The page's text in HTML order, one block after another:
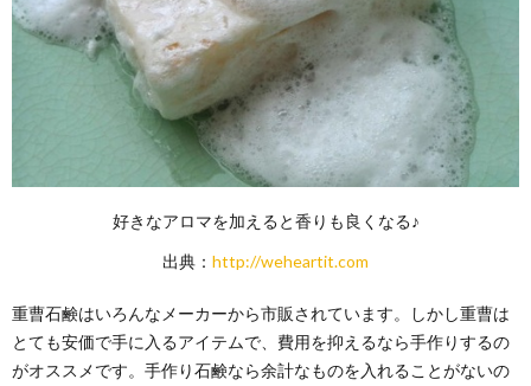
好きなアロマを加えると香りも良くなる♪
出典： http://weheartit.com
重曹石鹸はいろんなメーカーから市販されています。しかし重曹は
とても安価で手に入るアイテムで、費用を抑えるなら手作りするの
がオススメです。手作り石鹸なら余計なものを入れることがないの